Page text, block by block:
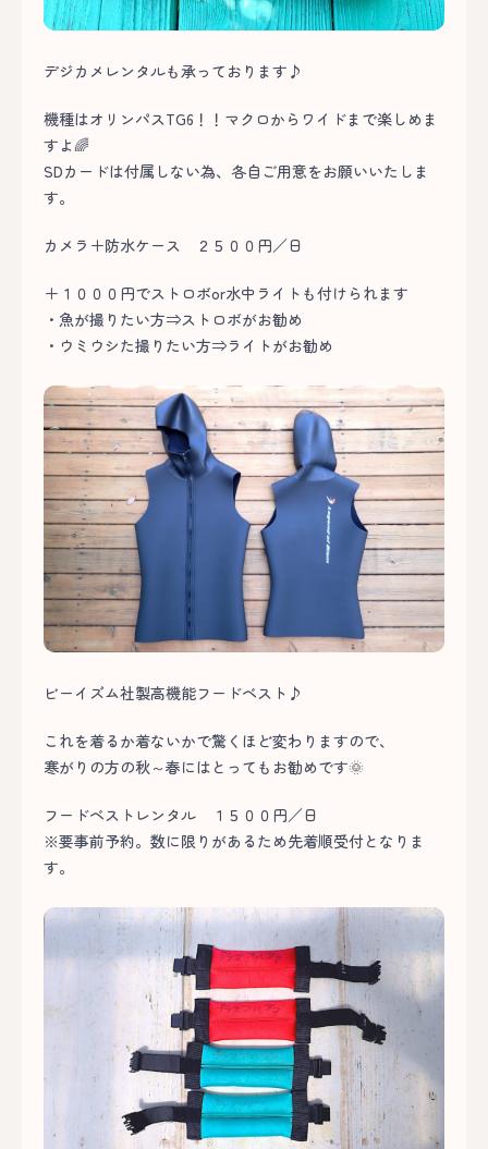
デジカメレンタルも承っております♪
機種はオリンパスTG6！！マクロからワイドまで楽しめま
すよ🌈
SDカードは付属しない為、各自ご用意をお願いいたしま
す。
カメラ＋防水ケース ２５００円／日
＋１０００円でストロボor水中ライトも付けられます
・魚が撮りたい方⇒ストロボがお勧め
・ウミウシた撮りたい方⇒ライトがお勧め
ビーイズム社製高機能フードベスト♪
これを着るか着ないかで驚くほど変わりますので、
寒がりの方の秋～春にはとってもお勧めです🌞
フードベストレンタル １５００円／日
※要事前予約。数に限りがあるため先着順受付となりま
す。